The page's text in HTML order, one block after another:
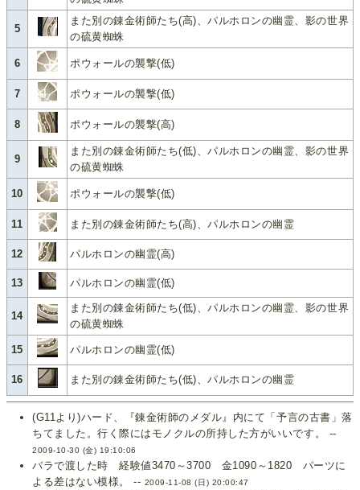
5
また別の錬金術師たち(高)、パルホロンの幽霊、影の世界
の硫黄蜘蛛
6 ポウォールの襲撃(低)
7 ポウォールの襲撃(低)
8 ポウォールの襲撃(高)
9
また別の錬金術師たち(低)、パルホロンの幽霊、影の世界
の硫黄蜘蛛
10 ポウォールの襲撃(低)
11 また別の錬金術師たち(高)、パルホロンの幽霊
12 パルホロンの幽霊(高)
13 パルホロンの幽霊(低)
14
また別の錬金術師たち(低)、パルホロンの幽霊、影の世界
の硫黄蜘蛛
15 パルホロンの幽霊(低)
16 また別の錬金術師たち(低)、パルホロンの幽霊
(G11より)ハード、『錬金術師のメダル』内にて「予言の古書」落
ちてました。行く際にはモノクルの所持した方がいいです。 --
2009-10-30 (金) 19:10:06
バラで渡した時 経験値3470～3700 金1090～1820 パーツに
よる差はない模様。 -- 2009-11-08 (日) 20:00:47